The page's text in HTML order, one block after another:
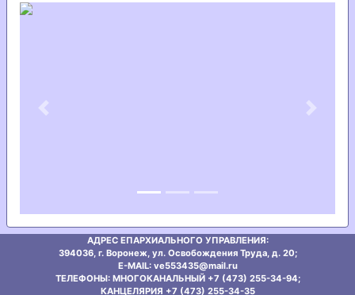
Previous Next
АДРЕС ЕПАРХИАЛЬНОГО УПРАВЛЕНИЯ:
394036, г. Воронеж, ул. Освобождения Труда, д. 20;
E-MAIL: ve553435@mаil.ru
ТЕЛЕФОНЫ: МНОГОКАНАЛЬНЫЙ +7 (473) 255-34-94;
КАНЦЕЛЯРИЯ +7 (473) 255-34-35